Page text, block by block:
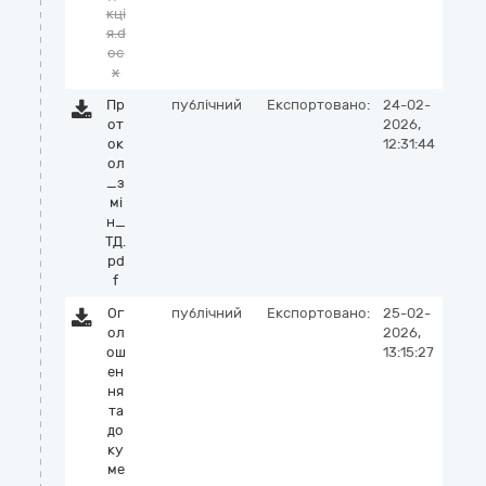
кці
я.d
oc
x
Пр
от
ок
ол
_з
мі
н_
ТД.
pd
f
публічний Експортовано:
24-02-
2026,
12:31:44
Ог
ол
ош
ен
ня
та
до
ку
ме
публічний Експортовано:
25-02-
2026,
13:15:27